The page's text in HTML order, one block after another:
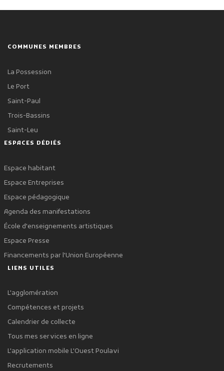
COMMUNES MEMBRES
La Possession
Le Port
Saint-Paul
Trois-Bassins
Saint-Leu
ESPACES DÉDIÉS
Espace habitant
Espace Entreprises
Espace pédagogique
Agenda des manifestations
École d'enseignements artistiques
Espace Presse
Financements par l'Union Européenne
LIENS UTILES
L'agglomération
Compétences et projets
Calendrier de collecte
Tous mes services en ligne
L'application mobile L'Ouest Poulavi
Recrutements